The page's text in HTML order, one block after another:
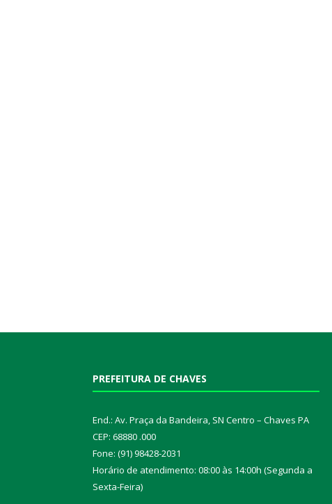
PREFEITURA DE CHAVES
End.: Av. Praça da Bandeira, SN Centro – Chaves PA
CEP: 68880 .000
Fone: (91) 98428-2031
Horário de atendimento: 08:00 às 14:00h (Segunda a
Sexta-Feira)